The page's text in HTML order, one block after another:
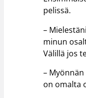
pelissä.
–
minun
Välillä jos
–
on omalta